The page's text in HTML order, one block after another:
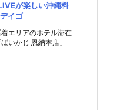
が楽しい沖縄料
イゴ
エリアのホテル滞在
いかじ 恩納本店」